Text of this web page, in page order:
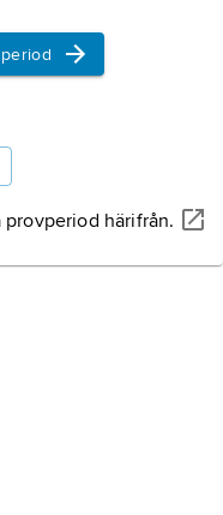
provperiod härifrån.